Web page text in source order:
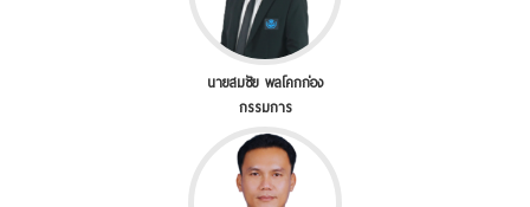
นายสมชัย พลโคกก่อง
กรรมการ